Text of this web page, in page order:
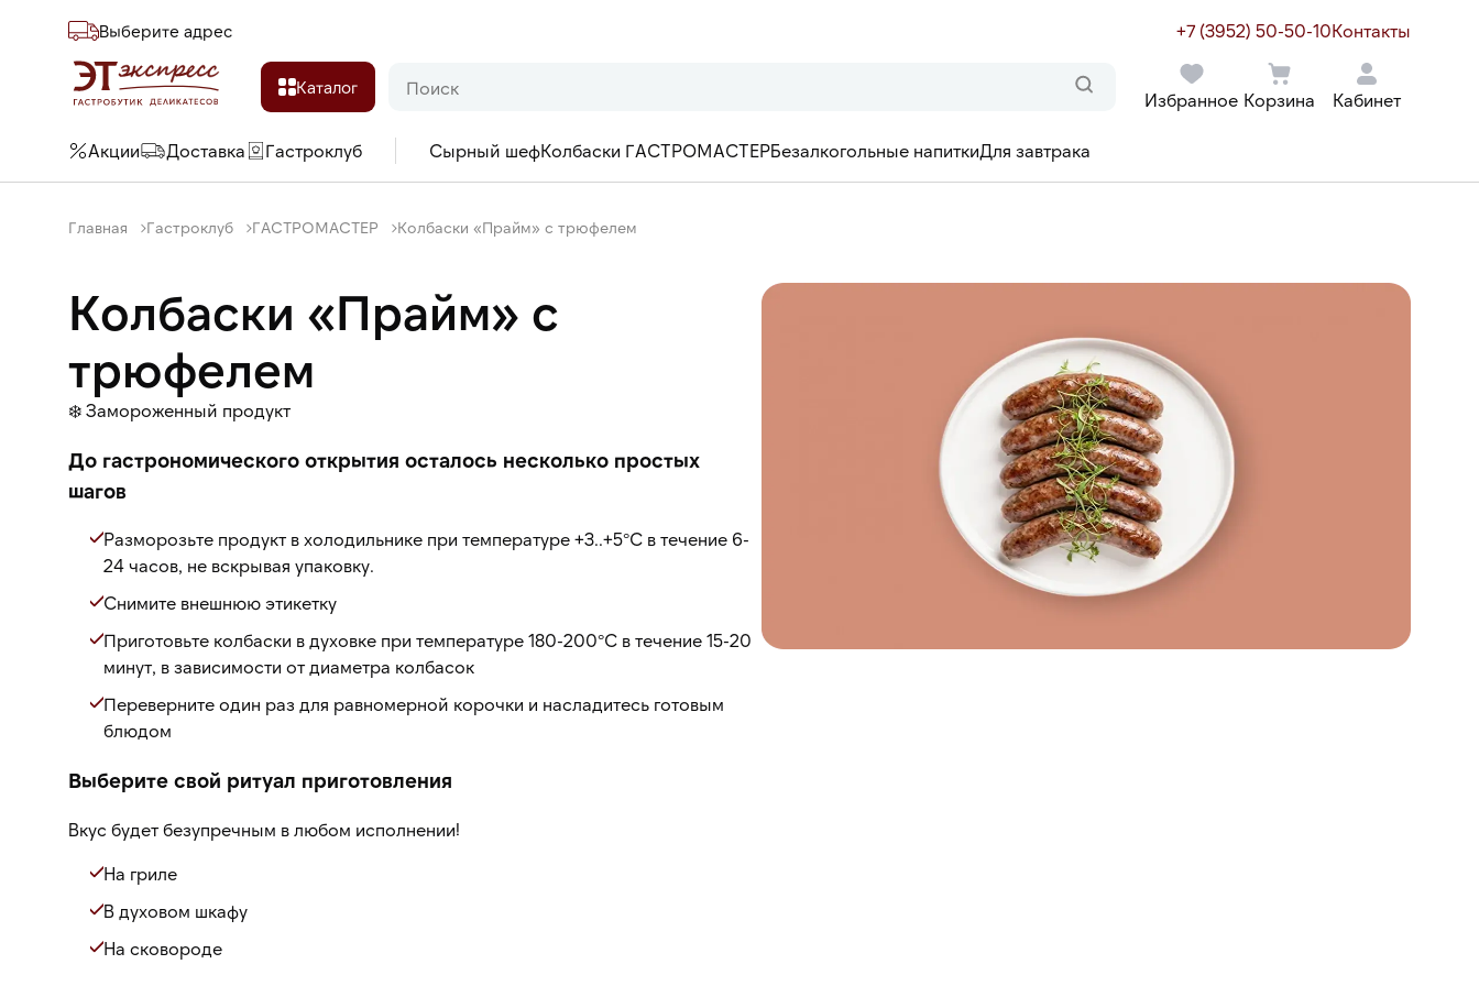
Выберите адреc +7 (3952) 50-50-10Контакты
Каталог
Избранное Корзина Кабинет
Акции Доставка Гастроклуб Сырный шефКолбаски ГАСТРОМАСТЕРБезалкогольные напиткиДля завтрака
Главная Гастроклуб ГАСТРОМАСТЕР Колбаски «Прайм» с трюфелем
Колбаски «Прайм» с
трюфелем
❄️ Замороженный продукт
До гастрономического открытия осталось несколько простых
шагов
Разморозьте продукт в холодильнике при температуре +3..+5°C в течение 6-
24 часов, не вскрывая упаковку.
Снимите внешнюю этикетку
Приготовьте колбаски в духовке при температуре 180-200°C в течение 15-20
минут, в зависимости от диаметра колбасок
Переверните один раз для равномерной корочки и насладитесь готовым
блюдом
Выберите свой ритуал приготовления
Вкус будет безупречным в любом исполнении!
На гриле
В духовом шкафу
На сковороде